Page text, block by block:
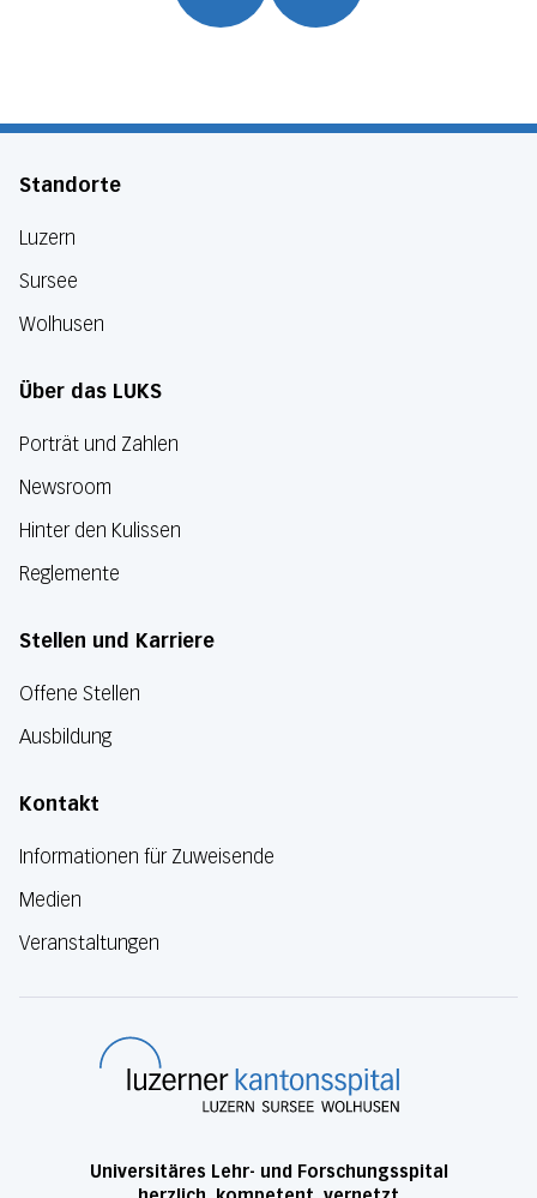
Standorte
Luzern
Sursee
Wolhusen
Über das LUKS
Porträt und Zahlen
Newsroom
Hinter den Kulissen
Reglemente
Stellen und Karriere
Offene Stellen
Ausbildung
Kontakt
Informationen für Zuweisende
Medien
Veranstaltungen
Universitäres Lehr- und Forschungsspital